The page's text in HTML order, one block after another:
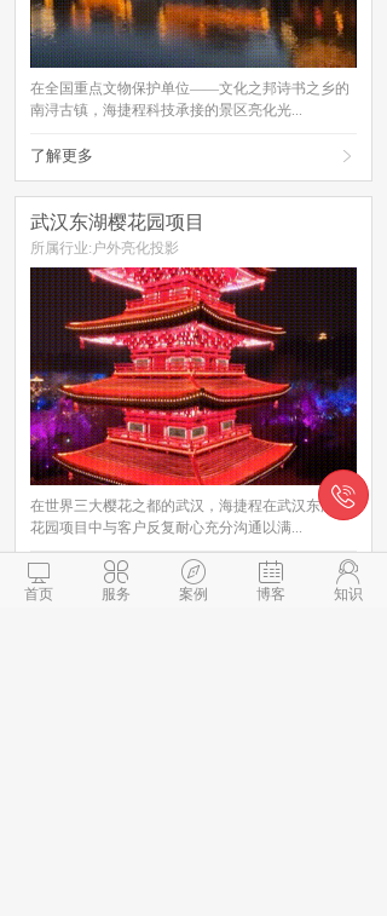
在全国重点文物保护单位——文化之邦诗书之乡的
南浔古镇，海捷程科技承接的景区亮化光...
了解更多 
武汉东湖樱花园项目
所属行业:户外亮化投影
在世界三大樱花之都的武汉，海捷程在武汉东湖樱
花园项目中与客户反复耐心充分沟通以满...
了解更多 

首页

服务

案例

博客

知识
